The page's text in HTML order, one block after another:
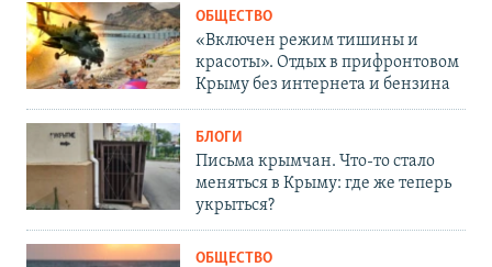
ОБЩЕСТВО
«Включен режим тишины и
красоты». Отдых в прифронтовом
Крыму без интернета и бензина
БЛОГИ
Письма крымчан. Что-то стало
меняться в Крыму: где же теперь
укрыться?
ОБЩЕСТВО